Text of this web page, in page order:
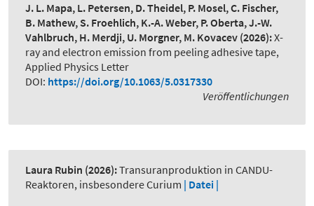
J. L. Mapa, L. Petersen, D. Theidel, P. Mosel, C. Fischer,
B. Mathew, S. Froehlich, K.-A. Weber, P. Oberta, J.-W.
Vahlbruch, H. Merdji, U. Morgner, M. Kovacev (2026):X-
ray and electron emission from peeling adhesive tape,
Applied Physics Letter
DOI: https://doi.org/10.1063/5.0317330
Veröffentlichungen
Laura Rubin (2026):Transuranproduktion in CANDU-
Reaktoren, insbesondere Curium | Datei |